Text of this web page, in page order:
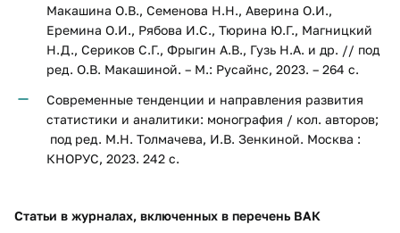
Макашина О.В., Семенова Н.Н., Аверина О.И.,
Еремина О.И., Рябова И.С., Тюрина Ю.Г., Магницкий
Н.Д., Сериков С.Г., Фрыгин А.В., Гузь Н.А. и др. // под
ред. О.В. Макашиной. – М.: Русайнс, 2023. – 264 с.
Современные тенденции и направления развития
статистики и аналитики: монография / кол. авторов;
под ред. М.Н. Толмачева, И.В. Зенкиной. Москва :
КНОРУС, 2023. 242 с.
Статьи в журналах, включенных в перечень ВАК